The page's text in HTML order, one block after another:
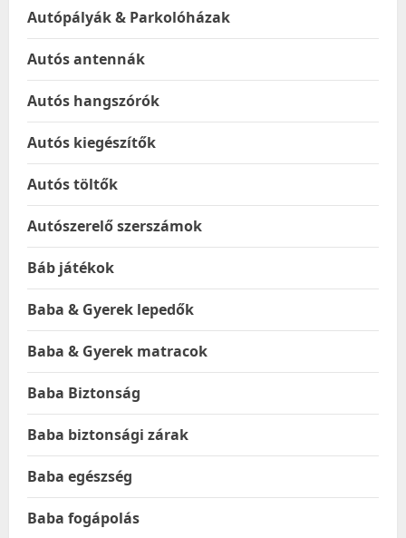
Autópályák & Parkolóházak
Autós antennák
Autós hangszórók
Autós kiegészítők
Autós töltők
Autószerelő szerszámok
Báb játékok
Baba & Gyerek lepedők
Baba & Gyerek matracok
Baba Biztonság
Baba biztonsági zárak
Baba egészség
Baba fogápolás